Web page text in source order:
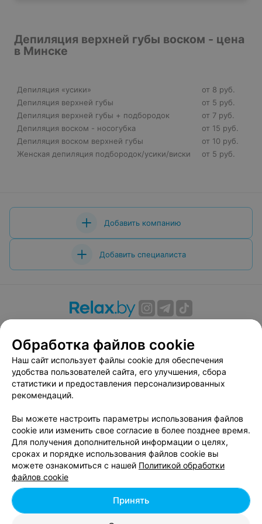
Депиляция верхней губы воском - цена
в Минске
Депиляция «усики»
от 8 руб.
Депиляция верхней губы
от 5 руб.
Депиляция верхней губы + подбородок
от 7 руб.
Депиляция воском - носогубка
от 15 руб.
Депиляция воском верхней губы
от 10 руб.
Женская депиляция подбородок/усики/виски
от 5 руб.
Добавить компанию
Добавить специалиста
Вакансии
Публичный договор
Способы оплаты
Публичный договор по использованию сервиса
«Афиша»
Пользовательское соглашение
Связаться по вопросам сотрудничества
Написать руководителю relax.by
Персональные настройки cookie
Обработка персональных данных
© 2026 ООО «Артокс Лаб», УНП 191700409, регистрирующий орган -
Обработка файлов cookie
Наш сайт использует файлы cookie для обеспечения
удобства пользователей сайта, его улучшения, сбора
статистики и предоставления персонализированных
рекомендаций.
Вы можете настроить параметры использования файлов
cookie или изменить свое согласие в более позднее время.
Для получения дополнительной информации о целях,
сроках и порядке использования файлов cookie вы
можете ознакомиться с нашей Политикой обработки
файлов cookie
Принять